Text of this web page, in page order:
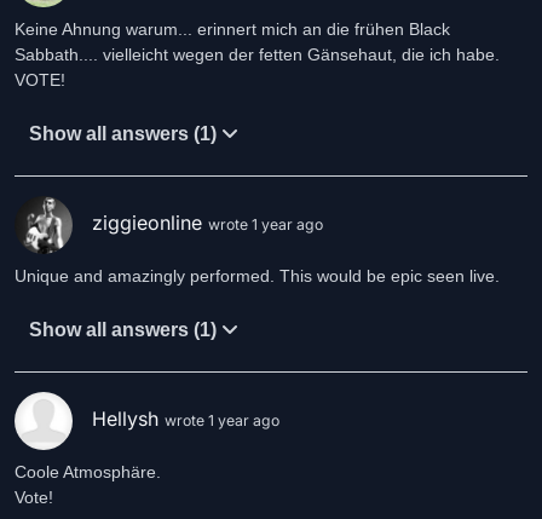
Keine Ahnung warum... erinnert mich an die frühen Black
Sabbath.... vielleicht wegen der fetten Gänsehaut, die ich habe.
VOTE!
Show all answers (1)
ziggieonline wrote 1 year ago
Unique and amazingly performed. This would be epic seen live.
Show all answers (1)
Hellysh wrote 1 year ago
Coole Atmosphäre.
Vote!